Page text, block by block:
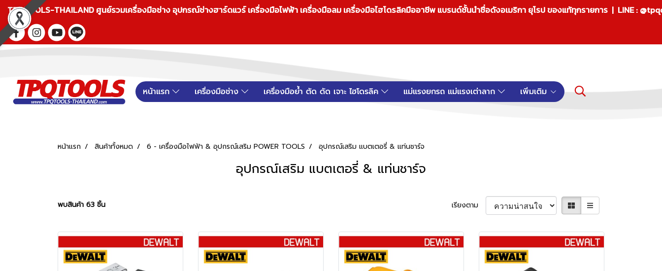
TPQTOOLS-THAILAND ศูนย์รวมเครื่องมือช่าง อุปกรณ์ช่างฮาร์ดแวร์ เครื่องมือไฟฟ้า เครื่องมือลม เครื่องมือไฮโดรลิคมืออาชีพ แบรนด์ชั้นนำชื่อดังอเมริกา ยุโรป ของแท้ทุกรายการ | LINE :
หน้าแรก เครื่องมือช่าง เครื่องมือย้ำ ตัด ดัด เจาะ ไฮโดรลิค แม่แรงยกรถ แม่แรงเต่าลาก เพิ่มเติม
หน้าแรก สินค้าทั้งหมด 6 - เครื่องมือไฟฟ้า & อุปกรณ์เสริม POWER TOOLS อุปกรณ์เสริม แบตเตอรี่ & แท่นชาร์จ
อุปกรณ์เสริม แบตเตอรี่ & แท่นชาร์จ
พบสินค้า 63 ชิ้น เรียงตาม